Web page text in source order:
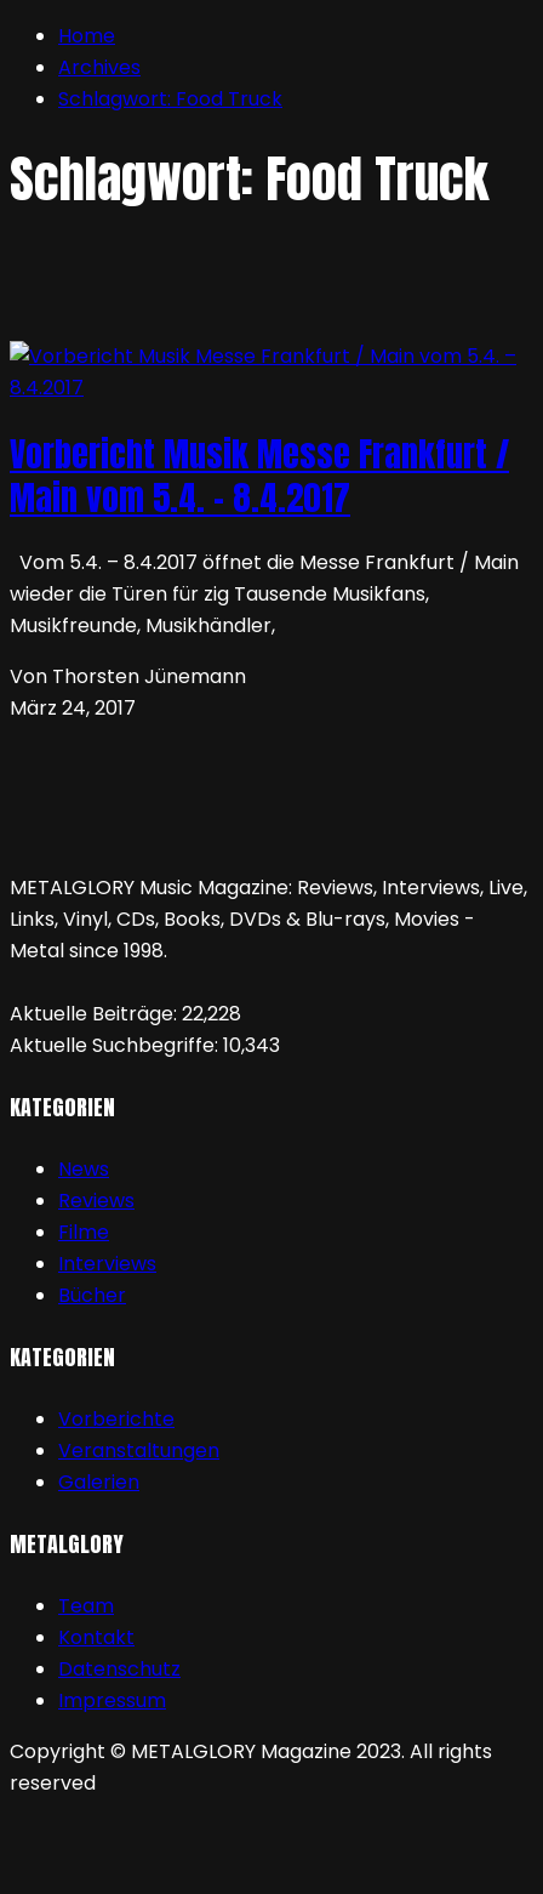
Home
Archives
Schlagwort: Food Truck
Schlagwort: Food Truck
Vorbericht Musik Messe Frankfurt /
Main vom 5.4. – 8.4.2017
Vom 5.4. – 8.4.2017 öffnet die Messe Frankfurt / Main
wieder die Türen für zig Tausende Musikfans,
Musikfreunde, Musikhändler,
Von Thorsten Jünemann
März 24, 2017
METALGLORY Music Magazine: Reviews, Interviews, Live,
Links, Vinyl, CDs, Books, DVDs & Blu-rays, Movies -
Metal since 1998.
Aktuelle Beiträge: 22,228
Aktuelle Suchbegriffe: 10,343
KATEGORIEN
News
Reviews
Filme
Interviews
Bücher
KATEGORIEN
Vorberichte
Veranstaltungen
Galerien
METALGLORY
Team
Kontakt
Datenschutz
Impressum
Copyright © METALGLORY Magazine 2023. All rights
reserved